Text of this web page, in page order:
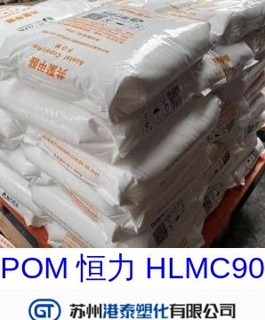
POM 恒力 HLMC90